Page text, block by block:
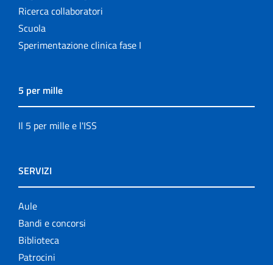
Ricerca collaboratori
Scuola
Sperimentazione clinica fase I
5 per mille
Il 5 per mille e l'ISS
SERVIZI
Aule
Bandi e concorsi
Biblioteca
Patrocini